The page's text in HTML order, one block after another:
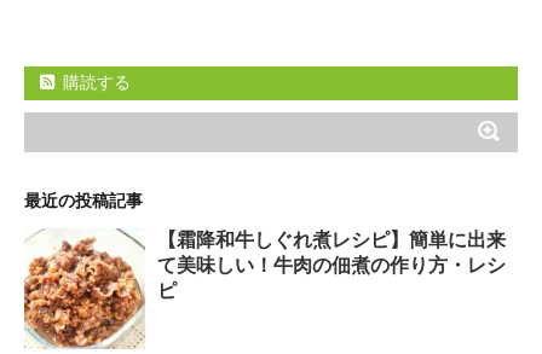
購読する
最近の投稿記事
【霜降和牛しぐれ煮レシピ】簡単に出来
て美味しい！牛肉の佃煮の作り方・レシ
ピ